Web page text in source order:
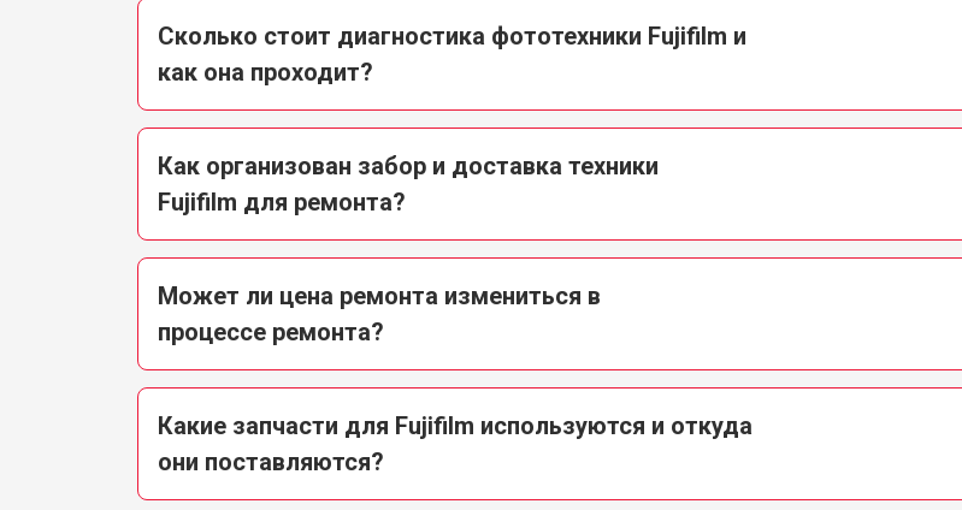
Сколько стоит диагностика фототехники Fujifilm и
как она проходит?
Как организован забор и доставка техники
Fujifilm для ремонта?
Может ли цена ремонта измениться в
процессе ремонта?
Какие запчасти для Fujifilm используются и откуда
они поставляются?